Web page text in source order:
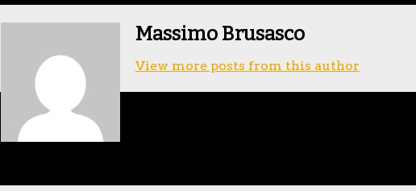
Massimo Brusasco
View more posts from this author